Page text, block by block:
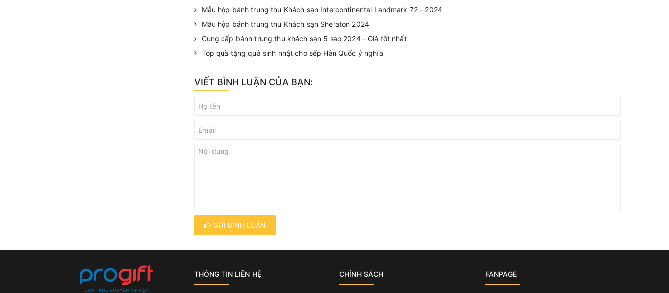
Mẫu hộp bánh trung thu Khách sạn Intercontinental Landmark 72 - 2024
Mẫu hộp bánh trung thu Khách sạn Sheraton 2024
Cung cấp bánh trung thu khách sạn 5 sao 2024 - Giá tốt nhất
Top quà tặng quà sinh nhật cho sếp Hàn Quốc ý nghĩa
VIẾT BÌNH LUẬN CỦA BẠN:
GỬI BÌNH LUẬN
THÔNG TIN LIÊN HỆ CHÍNH SÁCH FANPAGE